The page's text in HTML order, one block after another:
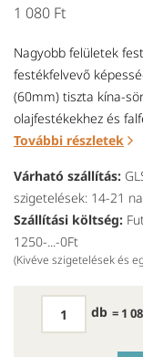
1 080 Ft
Nagyobb felületek
festékfelvevő
(60mm) tiszta kína-
olajfestékekhez és
További részletek
Várható szállítás:
szigetelések: 14-21
Szállítási költség:
1250-...-0Ft
(Kivéve szigetelések és
db = 1